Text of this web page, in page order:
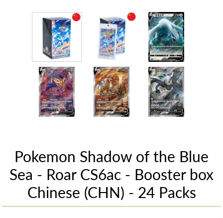
Pokemon Shadow of the Blue
Sea - Roar CS6ac - Booster box
Chinese (CHN) - 24 Packs